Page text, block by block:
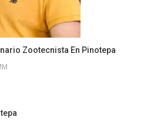
Zootecnista En Pinotepa